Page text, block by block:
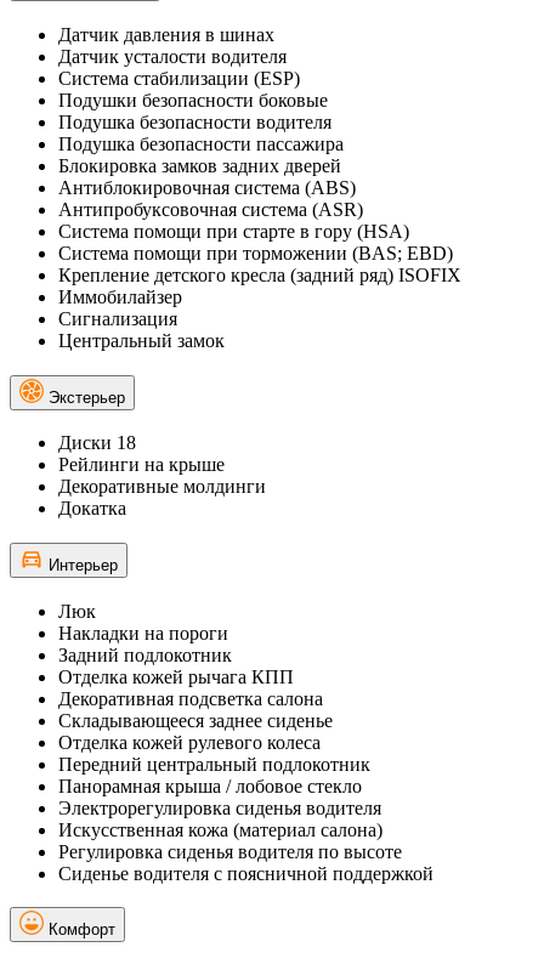
Датчик давления в шинах
Датчик усталости водителя
Система стабилизации (ESP)
Подушки безопасности боковые
Подушка безопасности водителя
Подушка безопасности пассажира
Блокировка замков задних дверей
Антиблокировочная система (ABS)
Антипробуксовочная система (ASR)
Система помощи при старте в гору (HSA)
Система помощи при торможении (BAS; EBD)
Крепление детского кресла (задний ряд) ISOFIX
Иммобилайзер
Сигнализация
Центральный замок
Экстерьер
Диски 18
Рейлинги на крыше
Декоративные молдинги
Докатка
Интерьер
Люк
Накладки на пороги
Задний подлокотник
Отделка кожей рычага КПП
Декоративная подсветка салона
Складывающееся заднее сиденье
Отделка кожей рулевого колеса
Передний центральный подлокотник
Панорамная крыша / лобовое стекло
Электрорегулировка сиденья водителя
Искусственная кожа (материал салона)
Регулировка сиденья водителя по высоте
Сиденье водителя с поясничной поддержкой
Комфорт